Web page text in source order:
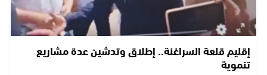
إقليم قلعة السراغنة.. إطلاق وتدشين عدة مشاريع
تنموية